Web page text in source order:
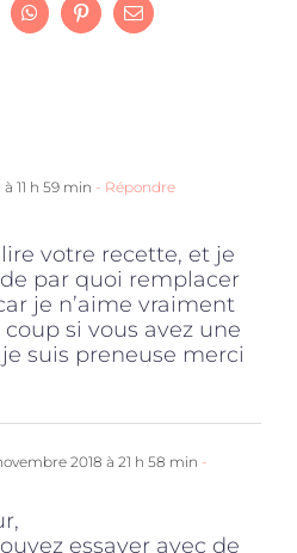
WhatsAppPinterestEmail
11 h 59 min - Répondre
votre recette, et je
par quoi remplacer
je n’aime vraiment
coup si vous avez une
suis preneuse merci
2018 à 21 h 58 min -
essayer avec de